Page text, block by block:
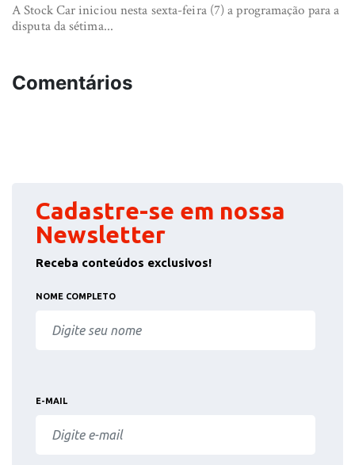
A Stock Car iniciou nesta sexta-feira (7) a programação para a
disputa da sétima...
Comentários
Cadastre-se em nossa
Newsletter
Receba conteúdos exclusivos!
NOME COMPLETO
E-MAIL